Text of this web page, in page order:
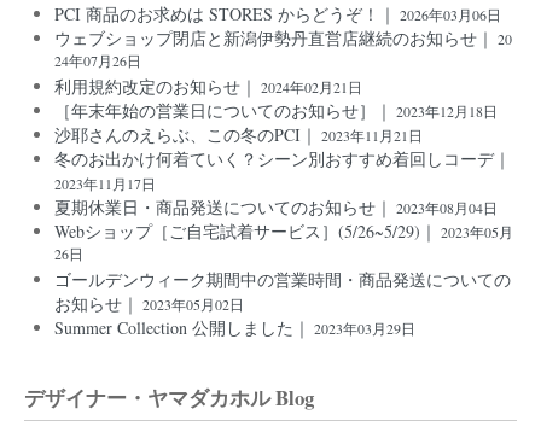
PCI 商品のお求めは STORES からどうぞ！｜ 2026年03月06日
ウェブショップ閉店と新潟伊勢丹直営店継続のお知らせ｜ 20
24年07月26日
利用規約改定のお知らせ｜ 2024年02月21日
［年末年始の営業日についてのお知らせ］｜ 2023年12月18日
沙耶さんのえらぶ、この冬のPCI｜ 2023年11月21日
冬のお出かけ何着ていく？シーン別おすすめ着回しコーデ｜
2023年11月17日
夏期休業日・商品発送についてのお知らせ｜ 2023年08月04日
Webショップ［ご自宅試着サービス］(5/26~5/29)｜ 2023年05月
26日
ゴールデンウィーク期間中の営業時間・商品発送についての
お知らせ｜ 2023年05月02日
Summer Collection 公開しました｜ 2023年03月29日
デザイナー・ヤマダカホル Blog